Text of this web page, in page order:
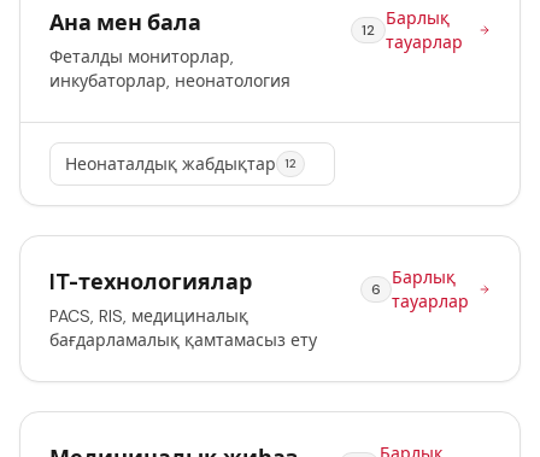
Ана мен бала
Феталды мониторлар,
инкубаторлар, неонатология
12
Барлық
тауарлар
Неонаталдық жабдықтар 12
IT-технологиялар
PACS, RIS, медициналық
бағдарламалық қамтамасыз ету
6
Барлық
тауарлар